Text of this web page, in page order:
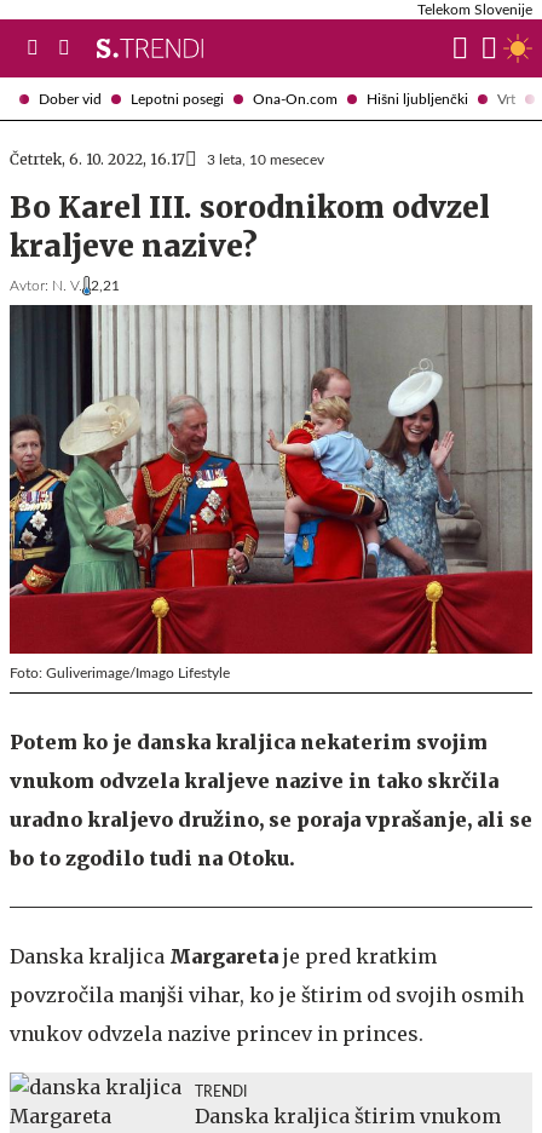
Dober vid Lepotni posegi Ona-On.com Hišni ljubljenčki Vrt
Telekom Slovenije
Četrtek, 6. 10. 2022, 16.17 3 leta, 10 mesecev
Bo Karel III. sorodnikom odvzel
kraljeve nazive?
Avtor: N. V. 2,21
Foto: Guliverimage/Imago Lifestyle
Potem ko je danska kraljica nekaterim svojim
vnukom odvzela kraljeve nazive in tako skrčila
uradno kraljevo družino, se poraja vprašanje, ali se
bo to zgodilo tudi na Otoku.
Danska kraljica Margareta je pred kratkim
povzročila manjši vihar, ko je štirim od svojih osmih
vnukov odvzela nazive princev in princes.
TRENDI
Danska kraljica štirim vnukom